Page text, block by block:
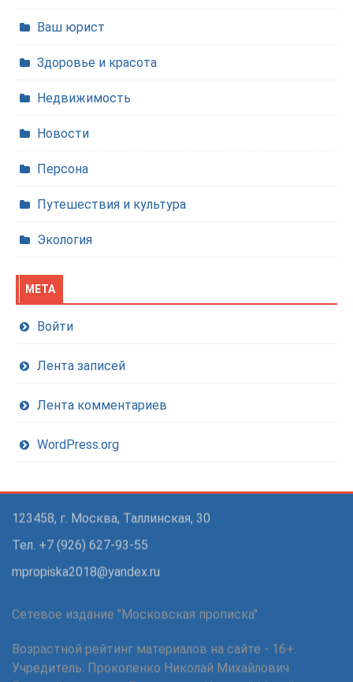
Ваш юрист
Здоровье и красота
Недвижимость
Новости
Персона
Путешествия и культура
Экология
МЕТА
Войти
Лента записей
Лента комментариев
WordPress.org
123458, г. Москва, Таллинская, 30
Тел. +7 (926) 627-93-55
mpropiska2018@yandex.ru
Сетевое издание "Московская прописка"
Возрастной рейтинг материалов на сайте - 16+.
Учредитель: Прокопенко Николай Михайлович